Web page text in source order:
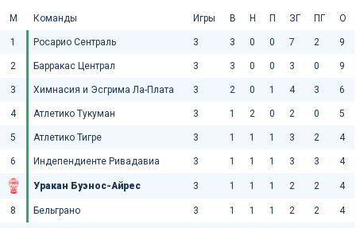
М Команды Игры В Н П ЗГ ПГ О
1 Росарио Сентраль 3 3 0 0 7 2 9
2 Барракас Централ 3 3 0 0 3 0 9
3 Химнасия и Эсгрима Ла-Плата 3 2 0 1 4 3 6
4 Атлетико Тукуман 3 1 2 0 2 0 5
5 Атлетико Тигре 3 1 1 1 3 2 4
6 Индепендиенте Ривадавиа 3 1 1 1 3 3 4
Уракан Буэнос-Айрес 3 1 1 1 2 2 4
8 Бельграно 3 1 1 1 2 2 4